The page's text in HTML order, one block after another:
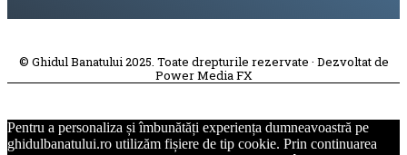
© Ghidul Banatului 2025. Toate drepturile rezervate · Dezvoltat de
Power Media FX
Pentru a personaliza și îmbunătăți experiența dumneavoastră pe
ghidulbanatului.ro utilizăm fișiere de tip cookie. Prin continuarea